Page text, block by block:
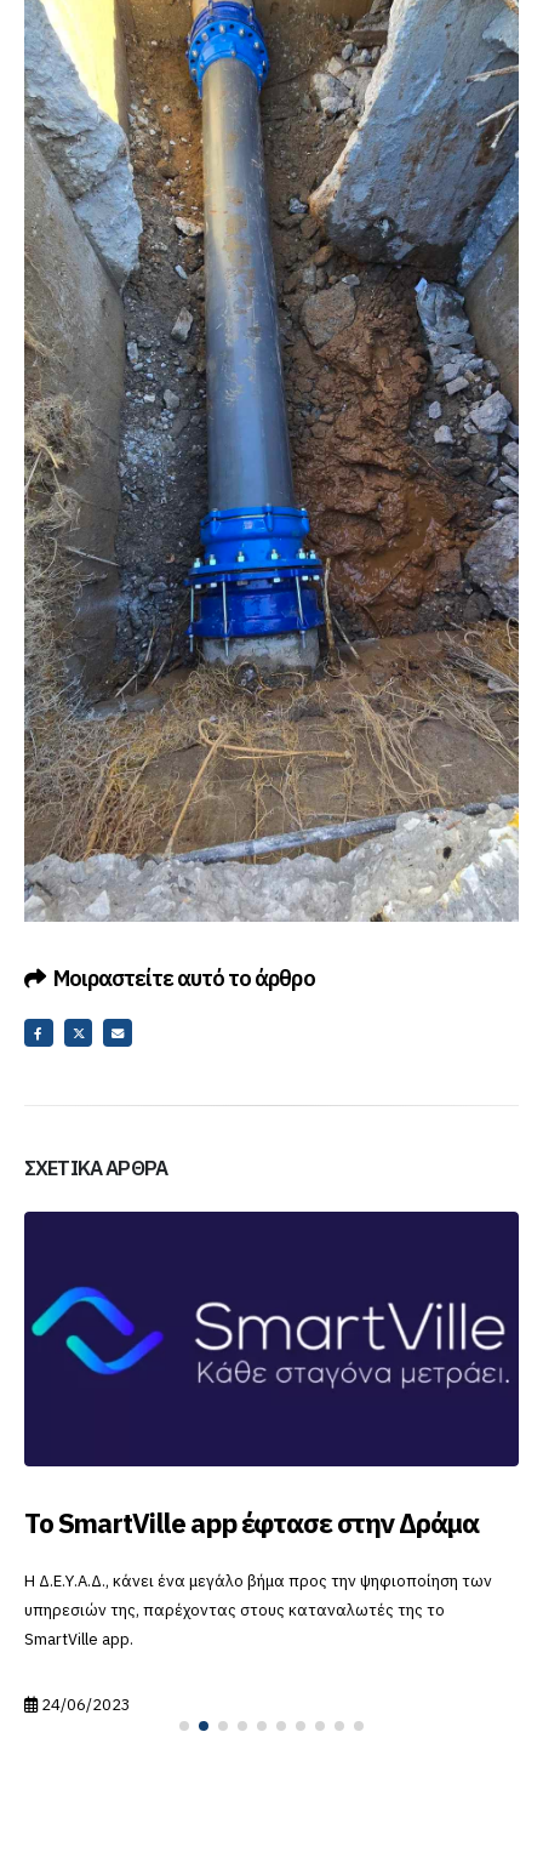
Μοιραστείτε αυτό το άρθρο
ΣΧΕΤΙΚΆ ΆΡΘΡΑ
Το SmartVille app έφτασε στην Δράμα
Η Δ.Ε.Υ.Α.Δ., κάνει ένα μεγάλο βήμα προς την ψηφιοποίηση των
υπηρεσιών της, παρέχοντας στους καταναλωτές της το
SmartVille app.
24/06/2023